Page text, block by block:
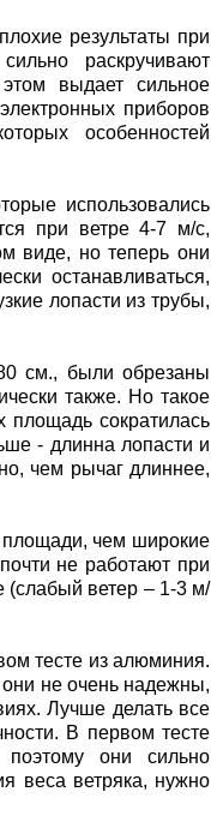
результаты при
раскручивают
выдает сильное
приборов
особенностей
использовались
при ветре 4-7 м/с,
виде, но теперь они
останавливаться,
лопасти из трубы,
см., были обрезаны
также. Но такое
площадь сократилась
- длинна лопасти и
чем рычаг длиннее,
площади, чем широкие
не работают при
(слабый ветер – 1-3 м/
тесте из алюминия.
они не очень надежны,
Лучше делать все
В первом тесте
они сильно
веса ветряка, нужно